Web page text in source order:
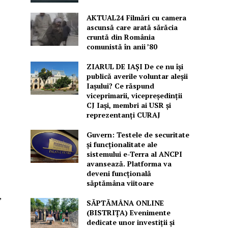
AKTUAL24 Filmări cu camera
ascunsă care arată sărăcia
cruntă din România
comunistă în anii ’80
ZIARUL DE IAȘI De ce nu își
publică averile voluntar aleșii
Iașului? Ce răspund
viceprimarii, vicepreședinții
CJ Iași, membri ai USR și
reprezentanți CURAJ
Guvern: Testele de securitate
și funcționalitate ale
sistemului e-Terra al ANCPI
avansează. Platforma va
deveni funcțională
săptămâna viitoare
SĂPTĂMÂNA ONLINE
(BISTRIȚA) Evenimente
dedicate unor investiții și